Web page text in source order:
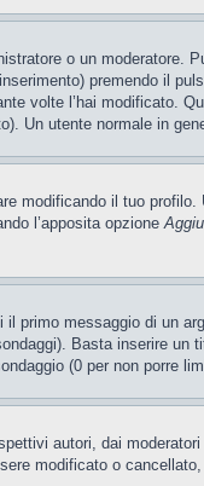
o un
premendo il
volte l’hai modificato.
Un utente normale in
modificando il tuo
l’apposita opzione
primo messaggio di un
Basta inserire un
(0 per non porre
autori, dai
modificato o